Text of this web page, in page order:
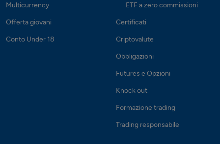
Multicurrency
Offerta giovani
Conto Under 18
ETF a zero commissioni
Certificati
Criptovalute
Obbligazioni
Futures e Opzioni
Knock out
Formazione trading
Trading responsabile